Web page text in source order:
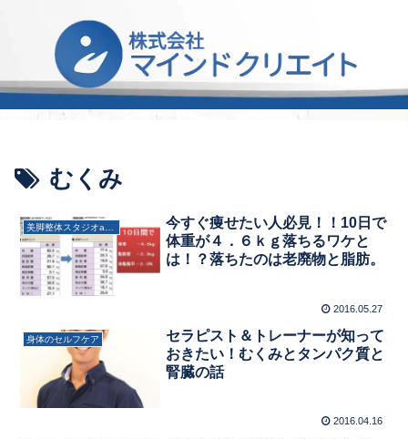
むくみ
今すぐ痩せたい人必見！！10日で
体重が４．６ｋｇ落ちるワケと
は！？落ちたのは老廃物と脂肪。
2016.05.27
身体のセルフケア
セラピスト＆トレーナーが知って
おきたい！むくみとタンパク質と
腎臓の話
2016.04.16